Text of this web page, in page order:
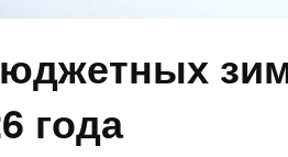
года